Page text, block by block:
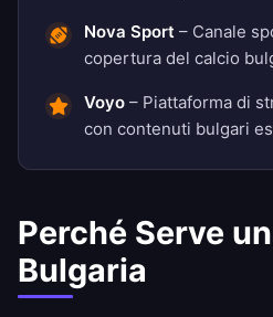
Nova Sport – Canale
copertura del calcio
Voyo – Piattaforma di
con contenuti bulgari
Perché Serve
Bulgaria